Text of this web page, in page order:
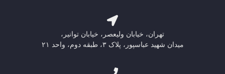
تهران، خیابان ولیعصر، خیابان توانیر،
میدان شهید عباسپور، پلاک ۳، طبقه دوم، واحد ۲۱